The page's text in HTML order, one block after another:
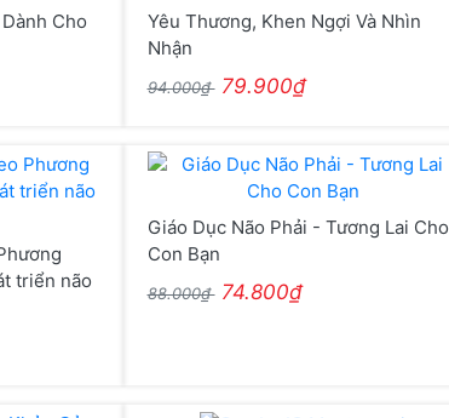
Cho
Yêu Thương, Khen Ngợi Và Nhìn
Nhận
94.000₫ 79.900₫
triển não
Giáo Dục Não Phải - Tương Lai Cho
Con Bạn
88.000₫ 74.800₫